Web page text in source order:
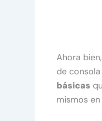
Ahora
de
básicas
mismos